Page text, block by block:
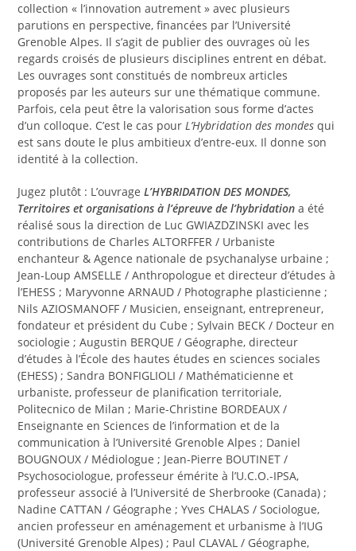
collection « l’innovation autrement » avec plusieurs
parutions en perspective, financées par l’Université
Grenoble Alpes. Il s’agit de publier des ouvrages où les
regards croisés de plusieurs disciplines entrent en débat.
Les ouvrages sont constitués de nombreux articles
proposés par les auteurs sur une thématique commune.
Parfois, cela peut être la valorisation sous forme d’actes
d’un colloque. C’est le cas pourL’Hybridation des mondes qui
est sans doute le plus ambitieux d’entre-eux. Il donne son
identité à la collection.
Jugez plutôt : L’ouvrageL’HYBRIDATION DES MONDES,
Territoires et organisations à l’épreuve de l’hybridation a été
réalisé sous la direction de Luc GWIAZDZINSKI avec les
contributions de Charles ALTORFFER / Urbaniste
enchanteur & Agence nationale de psychanalyse urbaine ;
Jean-Loup AMSELLE / Anthropologue et directeur d’études à
l’EHESS ; Maryvonne ARNAUD / Photographe plasticienne ;
Nils AZIOSMANOFF / Musicien, enseignant, entrepreneur,
fondateur et président du Cube ; Sylvain BECK / Docteur en
sociologie ; Augustin BERQUE / Géographe, directeur
d’études à l’École des hautes études en sciences sociales
(EHESS) ; Sandra BONFIGLIOLI / Mathématicienne et
urbaniste, professeur de planification territoriale,
Politecnico de Milan ; Marie-Christine BORDEAUX /
Enseignante en Sciences de l’information et de la
communication à l’Université Grenoble Alpes ; Daniel
BOUGNOUX / Médiologue ; Jean-Pierre BOUTINET /
Psychosociologue, professeur émérite à l’U.C.O.-IPSA,
professeur associé à l’Université de Sherbrooke (Canada) ;
Nadine CATTAN / Géographe ; Yves CHALAS / Sociologue,
ancien professeur en aménagement et urbanisme à l’IUG
(Université Grenoble Alpes) ; Paul CLAVAL / Géographe,